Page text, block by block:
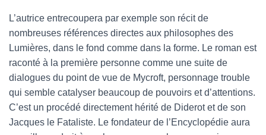
L’autrice entrecoupera par exemple son récit de
nombreuses références directes aux philosophes des
Lumières, dans le fond comme dans la forme. Le roman est
raconté à la première personne comme une suite de
dialogues du point de vue de Mycroft, personnage trouble
qui semble catalyser beaucoup de pouvoirs et d’attentions.
C’est un procédé directement hérité de Diderot et de son
Jacques le Fataliste. Le fondateur de l’Encyclopédie aura